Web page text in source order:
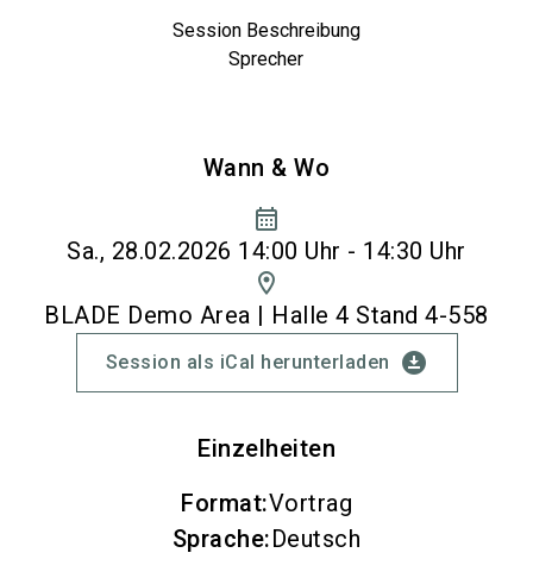
Session Beschreibung
Sprecher
Wann & Wo
calendar_month
Sa., 28.02.2026 14:00 Uhr - 14:30 Uhr
location_on
BLADE Demo Area | Halle 4 Stand 4-558
Session als iCal herunterladen download_for_offline
Einzelheiten
Format:Vortrag
Sprache:Deutsch